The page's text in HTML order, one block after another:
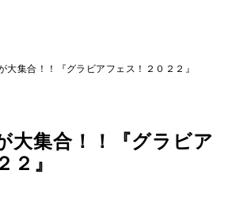
大集合！！『グラビアフェス！２０２２』
大集合！！『グラビア
２』